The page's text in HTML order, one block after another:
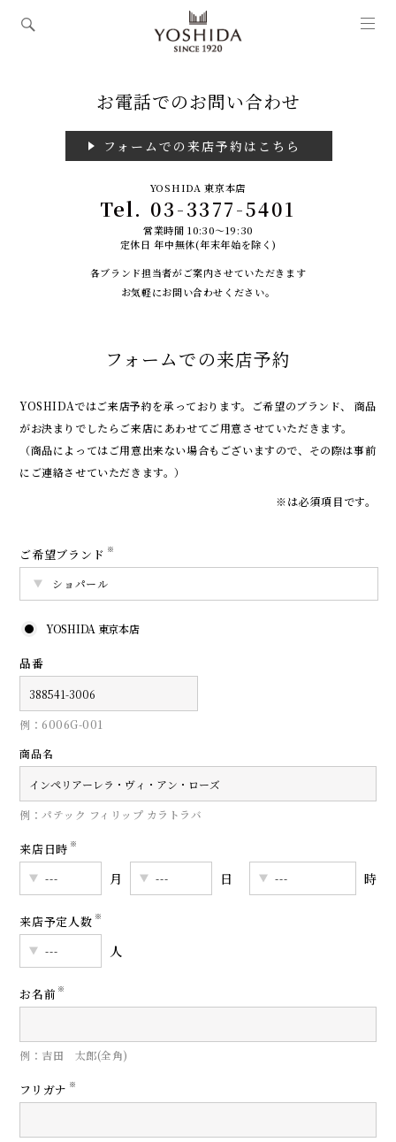
お電話でのお問い合わせ
フォームでの来店予約はこちら
YOSHIDA 東京本店
Tel. 03-3377-5401
営業時間 10:30～19:30
定休日 年中無休(年末年始を除く)
各ブランド担当者がご案内させていただきます
お気軽にお問い合わせください。
フォームでの来店予約
YOSHIDAではご来店予約を承っております。
ご希望のブランド、 商品
がお決まりでしたらご来店にあわせてご用意させていただきます。
（商品によってはご用意出来ない場合もございますので、その際は事前
にご連絡させていただきます。）
※は必須項目です。
ご希望ブランド ※
YOSHIDA 東京本店
品番
例：6006G-001
商品名
例：パテック フィリップ カラトラバ
来店日時 ※
月 日 時
来店予定人数 ※
人
お名前 ※
例：吉田 太郎(全角)
フリガナ ※